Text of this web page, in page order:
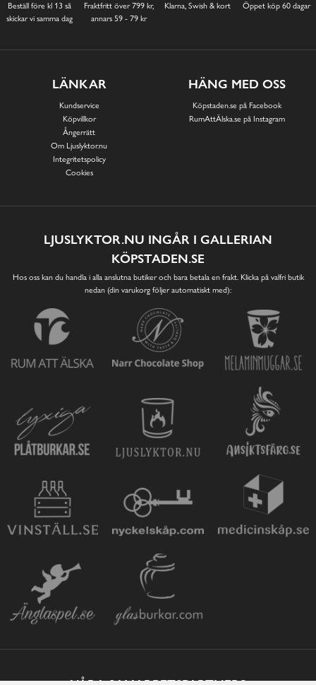
Beställ före kl 13 så
skickar vi samma dag
Fraktfritt över 799 kr,
annars 59 - 79 kr
Klarna, Swish & kort Öppet köp 60 dagar
LÄNKAR
Kundservice
Köpvillkor
Ångerrätt
Om Ljuslyktor.nu
Integritetspolicy
Cookies
HÄNG MED OSS
Köpstaden.se på Facebook
RumAttÄlska.se på Instagram
LJUSLYKTOR.NU INGÅR I GALLERIAN
KÖPSTADEN.SE
Hos oss kan du handla i alla anslutna butiker och bara betala en frakt. Klicka på valfri butik
nedan (din varukorg följer automatiskt med):